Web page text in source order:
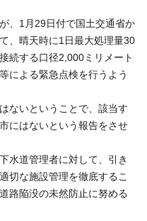
、1月29日付で国土交通省か
、晴天時に1日最大処理量30
続する口径2,000ミリメート
による緊急点検を行うよう
ないということで、該当す
にはないという報告をさせ
水道管理者に対して、引き
切な施設管理を徹底するこ
路陥没の未然防止に努める